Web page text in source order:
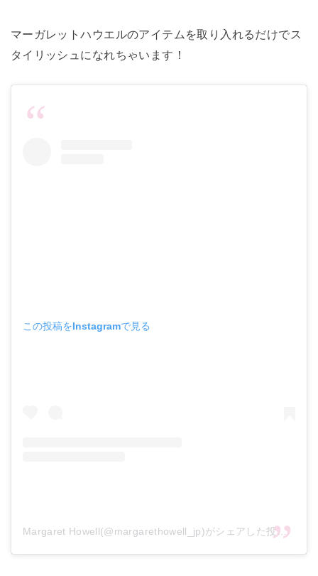
マーガレットハウエルのアイテムを取り入れるだけでス
タイリッシュになれちゃいます！
この投稿をInstagramで見る
Margaret Howell(@margarethowell_jp)がシェアした投稿